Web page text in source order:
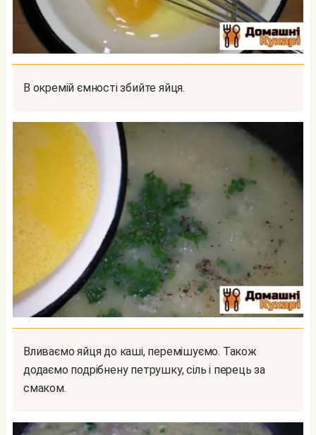
В окремій ємності збийте яйця.
Вливаємо яйця до каші, перемішуємо. Також
додаємо подрібнену петрушку, сіль і перець за
смаком.